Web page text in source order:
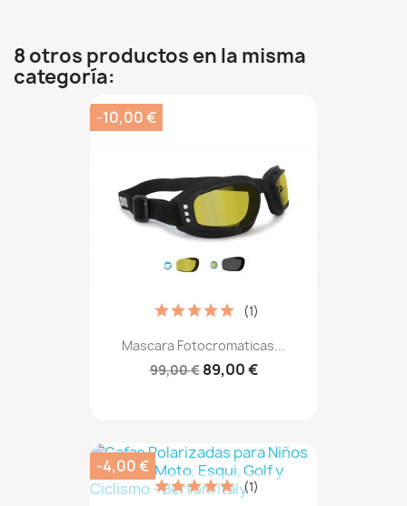
8 otros productos en la misma
categoría:
Mascara Fotocromaticas...
99,00 € 89,00 €
(1)
-10,00 €
(1)
-4,00 €